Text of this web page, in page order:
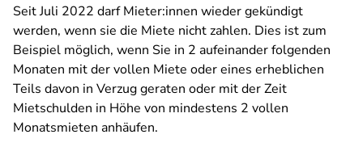
Seit Juli 2022 darf Mieter:innen wieder gekündigt
werden, wenn sie die Miete nicht zahlen. Dies ist zum
Beispiel möglich, wenn Sie in 2 aufeinander folgenden
Monaten mit der vollen Miete oder eines erheblichen
Teils davon in Verzug geraten oder mit der Zeit
Mietschulden in Höhe von mindestens 2 vollen
Monatsmieten anhäufen.